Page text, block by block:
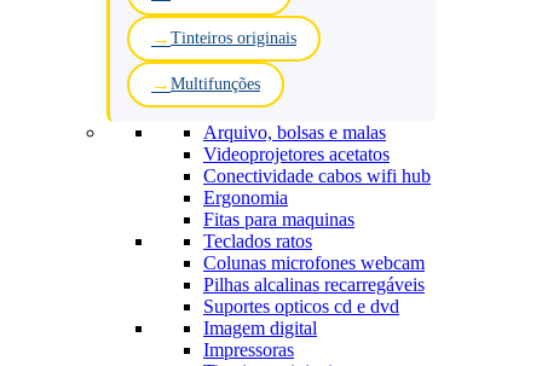
Tinteiros originais
Multifunções
Arquivo, bolsas e malas
Videoprojetores acetatos
Conectividade cabos wifi hub
Ergonomia
Fitas para maquinas
Teclados ratos
Colunas microfones webcam
Pilhas alcalinas recarregáveis
Suportes opticos cd e dvd
Imagem digital
Impressoras